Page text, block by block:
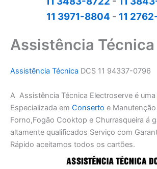
11 3971-8804 - 11
Assistência Técnica
Assistência Técnica DCS 11 94337-0796
A Assistência Técnica Electroserve é uma
Especializada em Conserto e
Forno,Fogão Cooktop e Churrasqueira á
altamente qualificados Serviço com
Rápido aceitamos todos os cartões.